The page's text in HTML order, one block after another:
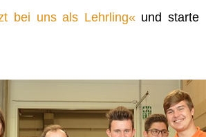
bei uns als Lehrling und starte